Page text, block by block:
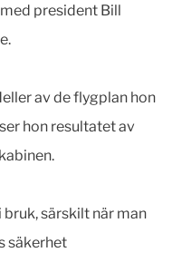
president Bill
av de flygplan hon
hon resultatet av
särskilt när man
säkerhet